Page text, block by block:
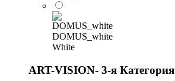
DOMUS_white
White
ART-VISION- 3-я Категория